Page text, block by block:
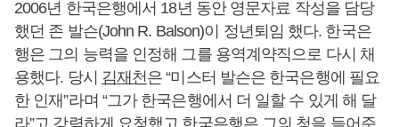
2006년 한국은행에서 18년 동안 영문자료 작성을 담당
했던 존 발슨(John R. Balson)이 정년퇴임 했다. 한국은
행은 그의 능력을 인정해 그를 용역계약직으로 다시 채
용했다. 당시 김재천은 “미스터 발슨은 한국은행에 필요
한 인재”라며 “그가 한국은행에서 더 일할 수 있게 해 달
라”고 강력하게 요청했고 한국은행은 그의 청을 들어준